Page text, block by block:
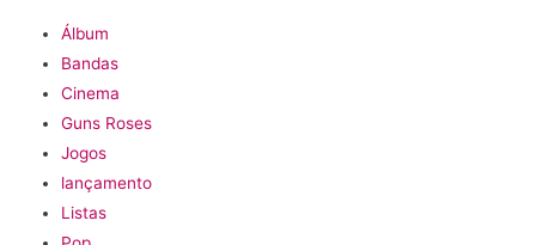
Álbum
Bandas
Cinema
Guns Roses
Jogos
lançamento
Listas